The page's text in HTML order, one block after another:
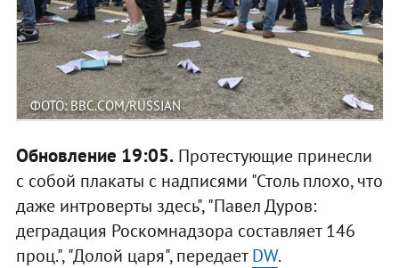
ФОТО: BBC.COM/RUSSIAN
Обновление 19:05.Протестующие принесли
с собой плакаты с надписями "Столь плохо, что
даже интроверты здесь", "Павел Дуров:
деградация Роскомнадзора составляет 146
проц.", "Долой царя", передаетDW.